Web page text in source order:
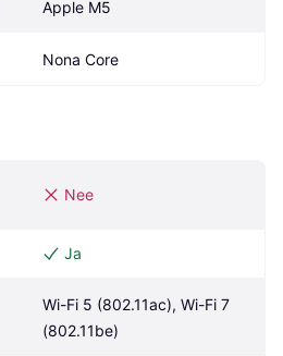
Apple M5
Nona Core
Nee
Ja
Wi-Fi 5 (802.11ac), Wi-Fi 7
(802.11be)